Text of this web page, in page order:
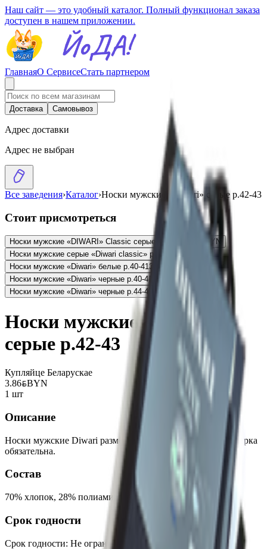
Наш сайт — это удобный каталог. Полный функционал заказа
доступен в нашем приложении.
ГлавнаяО СервисеСтать партнером
Доставка Самовывоз
Адрес доставки
Адрес не выбран
Все заведения›Каталог›Носки мужские «Diwari» серые р.42-43
Стоит присмотреться
Носки мужские «DIWARI» Classic серые р. 44-45
BYN
Носки мужские серые «Diwari classic» р.40-41
4.53
Носки мужские «Diwari» белые р.40-413.86
BYN
Носки мужские «Diwari» черные р.40-41
3.86
BYN
Носки мужские «Diwari» черные р.44-45
3.86 BYN
Носки мужские «Diwari»
серые р.42-43
Купляйце Беларускае
3.86BYNBYN
1 шт
Описание
Носки мужские Diwari размер 42-43. Предварительная стирка
обязательна.
Состав
70% хлопок, 28% полиамид, 2% эластан.
Срок годности
Срок годности: Не ограничен